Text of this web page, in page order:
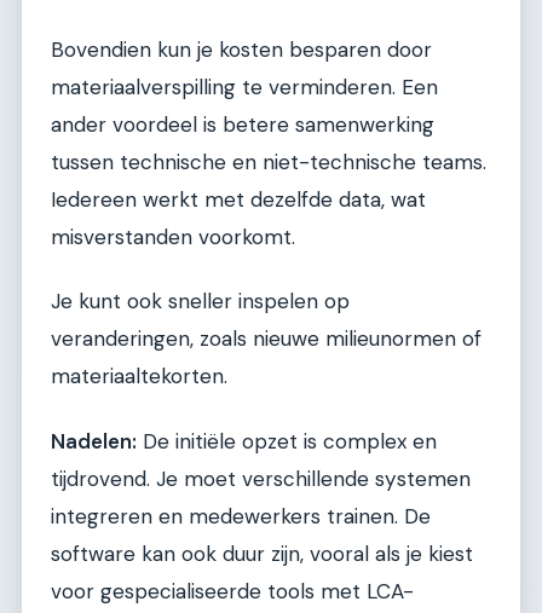
Bovendien kun je kosten besparen door
materiaalverspilling te verminderen. Een
ander voordeel is betere samenwerking
tussen technische en niet-technische teams.
Iedereen werkt met dezelfde data, wat
misverstanden voorkomt.
Je kunt ook sneller inspelen op
veranderingen, zoals nieuwe milieunormen of
materiaaltekorten.
Nadelen: De initiële opzet is complex en
tijdrovend. Je moet verschillende systemen
integreren en medewerkers trainen. De
software kan ook duur zijn, vooral als je kiest
voor gespecialiseerde tools met LCA-